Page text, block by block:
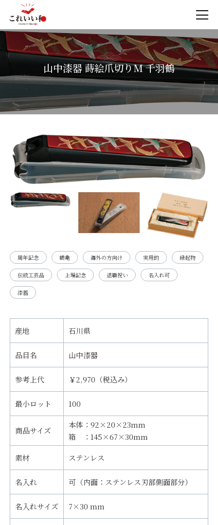
山中漆器 蒔絵爪切りM 千羽鶴
周年記念 鶴亀 海外の方向け 実用的 縁起物
伝統工芸品 上場記念 退職祝い 名入れ可
漆器
産地 石川県
品目名 山中漆器
参考上代 ￥2,970（税込み）
最小ロット 100
商品サイズ
本体：92×20×23mm
箱 ：145×67×30mm
素材 ステンレス
名入れ 可（内面：ステンレス刃部側面部分）
名入れサイズ 7×30 mm